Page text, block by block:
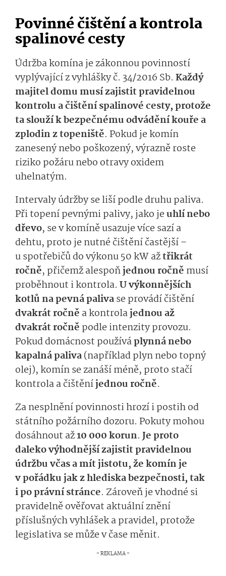
Povinné čištění a kontrola
spalinové cesty
Údržba komína je zákonnou povinností
vyplývající z vyhlášky č. 34/2016 Sb. Každý
majitel domu musí zajistit pravidelnou
kontrolu a čištění spalinové cesty, protože
ta slouží k bezpečnému odvádění kouře a
zplodin z topeniště. Pokud je komín
zanesený nebo poškozený, výrazně roste
riziko požáru nebo otravy oxidem
uhelnatým.
Intervaly údržby se liší podle druhu paliva.
Při topení pevnými palivy, jako jeuhlí nebo
dřevo, se v komíně usazuje více sazí a
dehtu, proto je nutné čištění častější –
u spotřebičů do výkonu 50 kW ažtřikrát
ročně, přičemž alespoňjednou ročně musí
proběhnout i kontrola. U výkonnějších
kotlů na pevná palivase provádí čištění
dvakrát ročně a kontrolajednou až
dvakrát ročně podle intenzity provozu.
Pokud domácnost používáplynná nebo
kapalná paliva(například plyn nebo topný
olej), komín se zanáší méně, proto stačí
kontrola a čištěníjednou ročně.
Za nesplnění povinnosti hrozí i postih od
státního požárního dozoru. Pokuty mohou
dosáhnout až10 000 korun.Je proto
daleko výhodnější zajistit pravidelnou
údržbu včas a mít jistotu, že komín je
v pořádku jak z hlediska bezpečnosti, tak
i po právní stránce. Zároveň je vhodné si
pravidelně ověřovat aktuální znění
příslušných vyhlášek a pravidel, protože
legislativa se může v čase měnit.